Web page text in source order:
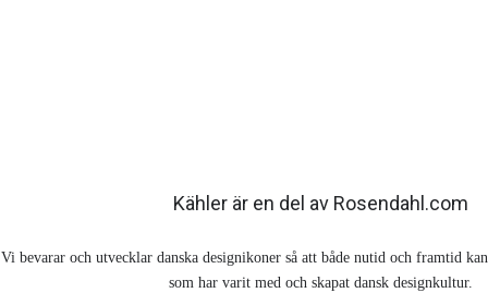
Kähler är en del av Rosendahl.com
Vi bevarar och utvecklar danska designikoner så att både nutid och framtid
som har varit med och skapat dansk designkultur.